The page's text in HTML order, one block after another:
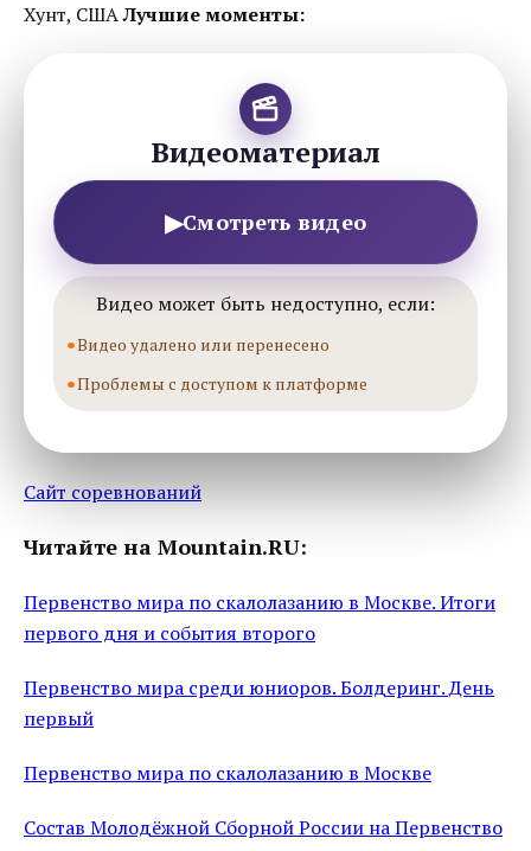
Хунт, СШАЛучшие моменты:
Видеоматериал
▶Смотреть видео
Видео может быть недоступно, если:
Видео удалено или перенесено
Проблемы с доступом к платформе
Сайт соревнований
Читайте на Mountain.RU:
Первенство мира по скалолазанию в Москве. Итоги
первого дня и события второго
Первенство мира среди юниоров. Болдеринг. День
первый
Первенство мира по скалолазанию в Москве
Состав Молодёжной Сборной России на Первенство